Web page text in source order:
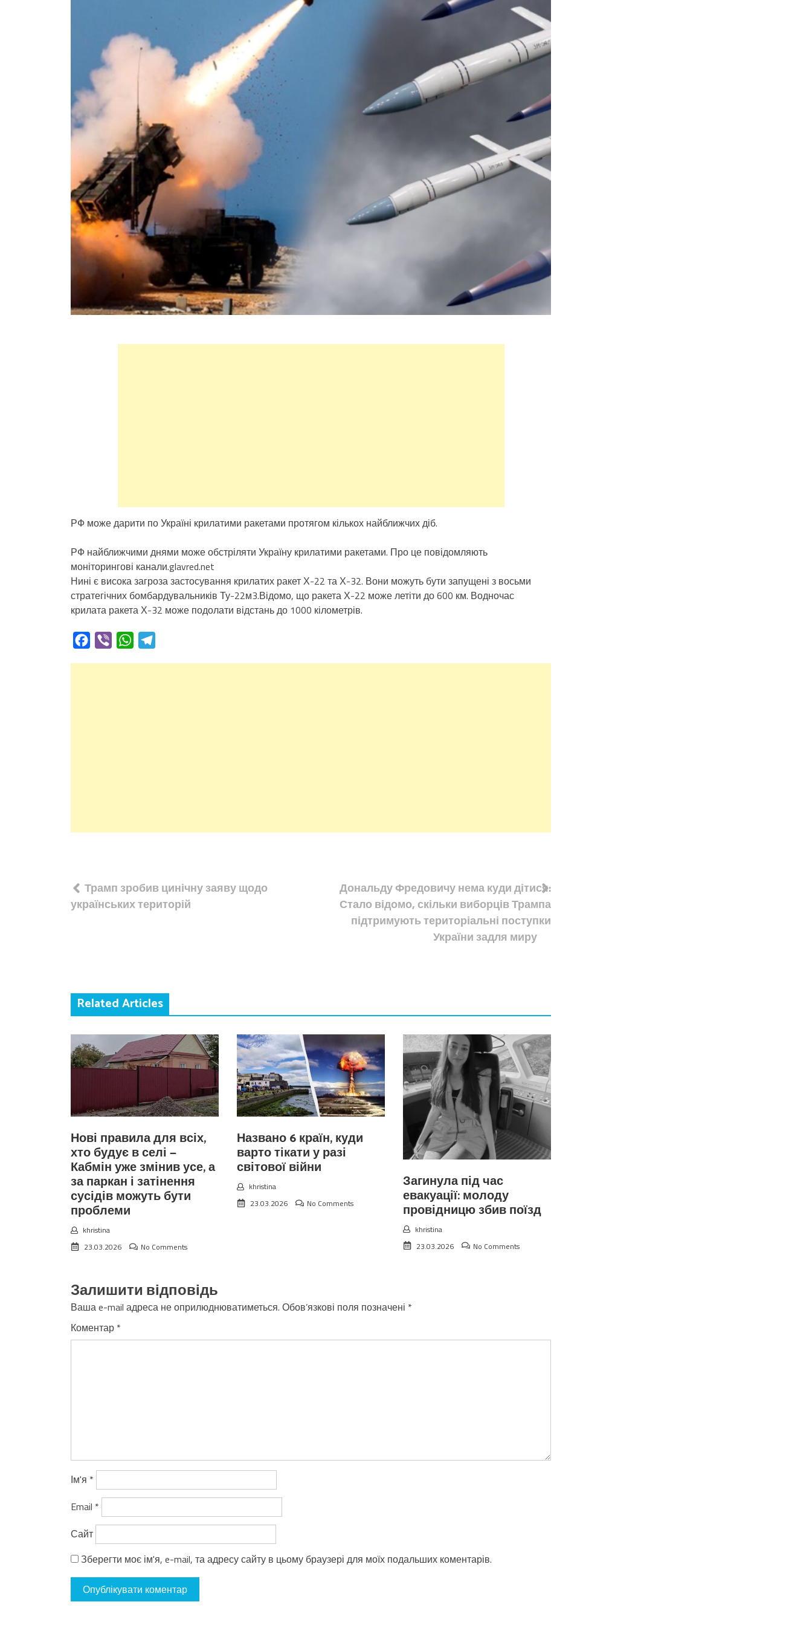
РФ може дарити по Україні крилатими ракетами протягом кількох найближчих діб.
РФ найближчими днями може обстріляти Україну крилатими ракетами. Про це повідомляють
моніторингові канали.glavred.net
Нині є висока загроза застосування крилатих ракет Х-22 та Х-32. Вони можуть бути запущені з восьми
стратегічних бомбардувальників Ту-22м3.Відомо, що ракета Х-22 може летіти до 600 км. Водночас
крилата ракета Х-32 може подолати відстань до 1000 кілометрів.
Facebook
Viber WhatsApp
Навігація
записів
Трамп зробив цинічну заяву щодо
українських територій
Дональду Фредовичу нема куди дітися:
Стало відомо, скільки виборців Трампа
підтримують територіальні поступки
України задля миру
Related Articles
Нові правила для всіх,
хто будує в селі —
Кабмін уже змінив усе, а
за паркан і затінення
сусідів можуть бути
проблеми
khristina
23.03.2026
No Comments
Названо 6 країн, куди
варто тікати у разі
світової війни
khristina
23.03.2026
No Comments
Загинула під час
евакуації: молоду
провідницю збив поїзд
khristina
23.03.2026
No Comments
Залишити відповідь
Ваша e-mail адреса не оприлюднюватиметься. Обов’язкові поля позначені *
Коментар *
Ім'я *
Email *
Сайт
Зберегти моє ім'я, e-mail, та адресу сайту в цьому браузері для моїх подальших коментарів.